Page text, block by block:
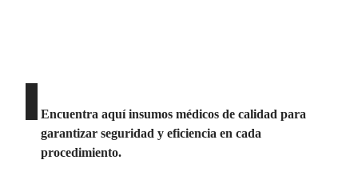
Productos
Encuentra aquí insumos médicos de calidad para
garantizar seguridad y eficiencia en cada
procedimiento.